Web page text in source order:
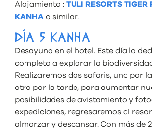
Alojamiento : TULI RESORTS TIGER
KANHA o similar.
DÍA 5 KANHA
Desayuno en el hotel. Este día lo
completo a explorar la
Realizaremos dos safaris, uno por
otro por la tarde, para aumentar
posibilidades de avistamiento y
expediciones, regresaremos al
almorzar y descansar. Con más de